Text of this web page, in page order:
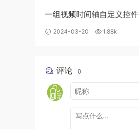
一组视频时间轴自定义控件
2024-03-20 1.88k
评论 0